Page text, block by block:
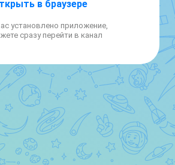
#НашиДети
в браузере
установлено приложение,
сразу перейти в канал